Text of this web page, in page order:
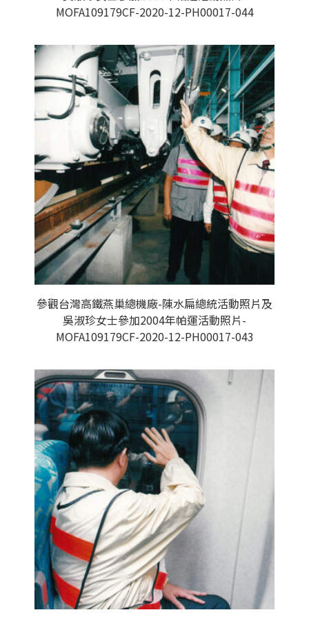
MOFA109179CF-2020-12-PH00017-044
參觀台灣高鐵燕巢總機廠-陳水扁總統活動照片及
吳淑珍女士參加2004年帕運活動照片-
MOFA109179CF-2020-12-PH00017-043